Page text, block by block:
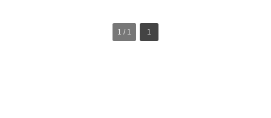
1 / 1 1